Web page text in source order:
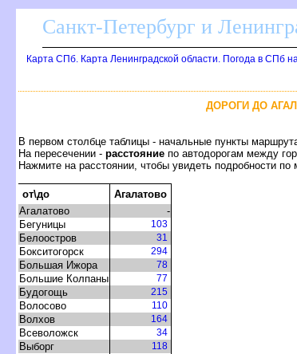
Санкт-Петербург и
Карта СПб. Карта Ленинградской области. Погода в СПб
ДОРОГИ ДО
первом столбце таблицы - начальные пункты
На пересечении - расстояние по автодорогам между
Нажмите на расстоянии, чтобы увидеть подробности
от\до
Агалатово
Агалатово
-
Бегуницы
103
Белоостро 31
Бокситогорск 294
Большая Ижора 78
Большие Колпаны 77
Будогощь 215
олосово 110
олхо 164
севоложск 34
ыбор 118